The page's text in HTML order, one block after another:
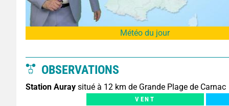
Météo du jour
OBSERVATIONS
Station Auray situé à 12 km de Grande Plage de Carnac
VENT